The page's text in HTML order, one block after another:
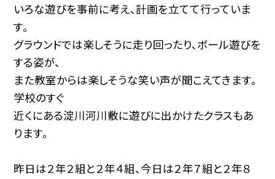
いろな遊びを事前に考え、計画を立てて行っていま
す。
グラウンドでは楽しそうに走り回ったり、ボール遊びを
する姿が、
また教室からは楽しそうな笑い声が聞こえてきます。
学校のすぐ
近くにある淀川河川敷に遊びに出かけたクラスもあ
ります。
昨日は２年２組と２年４組、今日は２年７組と２年８